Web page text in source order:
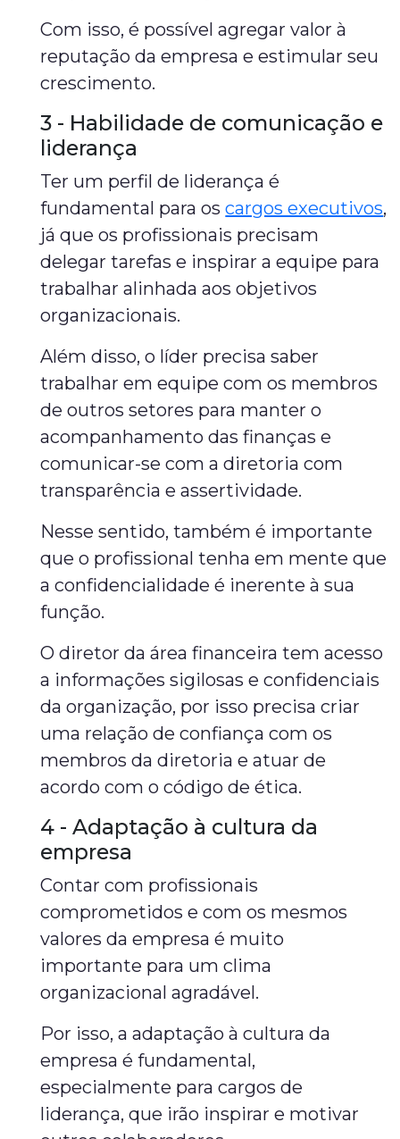
Com isso, é possível agregar valor à
reputação da empresa e estimular seu
crescimento.
3 - Habilidade de comunicação e
liderança
Ter um perfil de liderança é
fundamental para oscargos executivos,
já que os profissionais precisam
delegar tarefas e inspirar a equipe para
trabalhar alinhada aos objetivos
organizacionais.
Além disso, o líder precisa saber
trabalhar em equipe com os membros
de outros setores para manter o
acompanhamento das finanças e
comunicar-se com a diretoria com
transparência e assertividade.
Nesse sentido, também é importante
que o profissional tenha em mente que
a confidencialidade é inerente à sua
função.
O diretor da área financeira tem acesso
a informações sigilosas e confidenciais
da organização, por isso precisa criar
uma relação de confiança com os
membros da diretoria e atuar de
acordo com o código de ética.
4 - Adaptação à cultura da
empresa
Contar com profissionais
comprometidos e com os mesmos
valores da empresa é muito
importante para um clima
organizacional agradável.
Por isso, a adaptação à cultura da
empresa é fundamental,
especialmente para cargos de
liderança, que irão inspirar e motivar